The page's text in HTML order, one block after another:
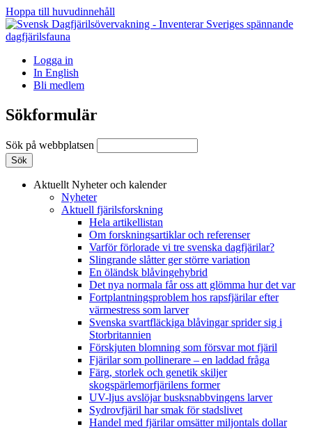
Hoppa till huvudinnehåll
Logga in
In English
Bli medlem
Sökformulär
Sök på webbplatsen
Aktuellt Nyheter och kalender
Nyheter
Aktuell fjärilsforskning
Hela artikellistan
Om forskningsartiklar och referenser
Varför förlorade vi tre svenska dagfjärilar?
Slingrande slåtter ger större variation
En öländsk blåvingehybrid
Det nya normala får oss att glömma hur det var
Fortplantningsproblem hos rapsfjärilar efter
värmestress som larver
Svenska svartfläckiga blåvingar sprider sig i
Storbritannien
Förskjuten blomning som försvar mot fjäril
Fjärilar som pollinerare – en laddad fråga
Färg, storlek och genetik skiljer
skogspärlemorfjärilens former
UV-ljus avslöjar busksnabbvingens larver
Sydrovfjäril har smak för stadslivet
Handel med fjärilar omsätter miljontals dollar